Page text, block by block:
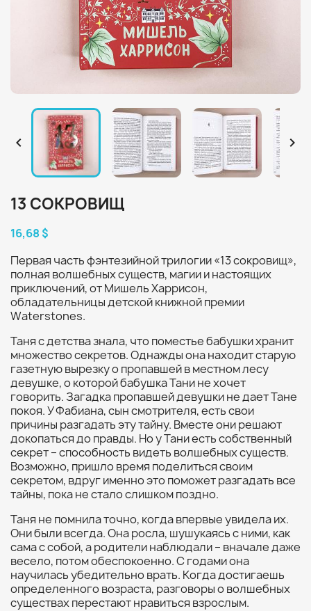
 
13 СОКРОВИЩ
16,68 $
Первая часть фэнтезийной трилогии «13 сокровищ»,
полная волшебных существ, магии и настоящих
приключений, от Мишель Харрисон,
обладательницы детской книжной премии
Waterstones.
Таня с детства знала, что поместье бабушки хранит
множество секретов. Однажды она находит старую
газетную вырезку о пропавшей в местном лесу
девушке, о которой бабушка Тани не хочет
говорить. Загадка пропавшей девушки не дает Тане
покоя. У Фабиана, сын смотрителя, есть свои
причины разгадать эту тайну. Вместе они решают
докопаться до правды. Но у Тани есть собственный
секрет – способность видеть волшебных существ.
Возможно, пришло время поделиться своим
секретом, вдруг именно это поможет разгадать все
тайны, пока не стало слишком поздно.
Таня не помнила точно, когда впервые увидела их.
Они были всегда. Она росла, шушукаясь с ними, как
сама с собой, а родители наблюдали – вначале даже
весело, потом обеспокоенно. С годами она
научилась убедительно врать. Когда достигаешь
определенного возраста, разговоры о волшебных
существах перестают нравиться взрослым.